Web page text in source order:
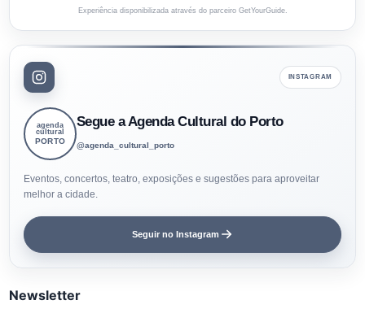
Experiência disponibilizada através do parceiro GetYourGuide.
INSTAGRAM
agenda
cultural
PORTO
Segue a Agenda Cultural do Porto
@agenda_cultural_porto
Eventos, concertos, teatro, exposições e sugestões para aproveitar
melhor a cidade.
Seguir no Instagram
Newsletter